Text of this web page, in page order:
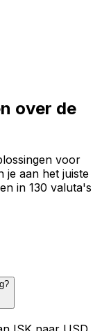
over de
voor
je aan het juiste
in 130 valuta's